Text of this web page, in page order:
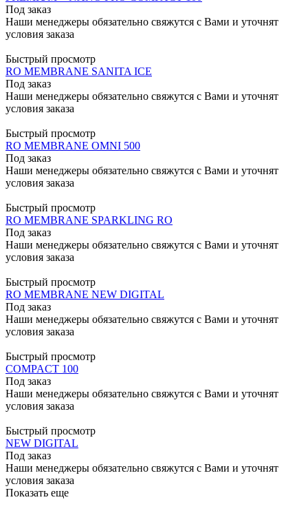
Под заказ
Наши менеджеры обязательно свяжутся с Вами и уточнят
условия заказа
Быстрый просмотр
RO MEMBRANE SANITA ICE
Под заказ
Наши менеджеры обязательно свяжутся с Вами и уточнят
условия заказа
Быстрый просмотр
RO MEMBRANE OMNI 500
Под заказ
Наши менеджеры обязательно свяжутся с Вами и уточнят
условия заказа
Быстрый просмотр
RO MEMBRANE SPARKLING RO
Под заказ
Наши менеджеры обязательно свяжутся с Вами и уточнят
условия заказа
Быстрый просмотр
RO MEMBRANE NEW DIGITAL
Под заказ
Наши менеджеры обязательно свяжутся с Вами и уточнят
условия заказа
Быстрый просмотр
COMPACT 100
Под заказ
Наши менеджеры обязательно свяжутся с Вами и уточнят
условия заказа
Быстрый просмотр
NEW DIGITAL
Под заказ
Наши менеджеры обязательно свяжутся с Вами и уточнят
условия заказа
Показать еще